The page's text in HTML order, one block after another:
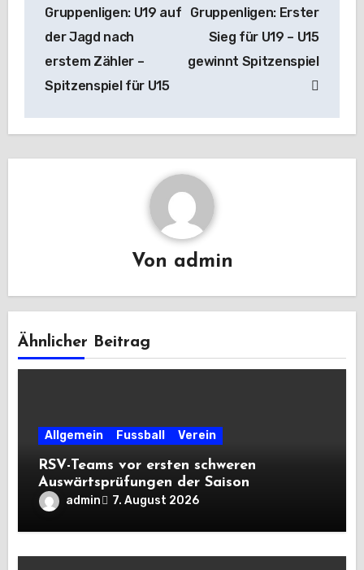
Gruppenligen: U19 auf
der Jagd nach
erstem Zähler –
Spitzenspiel für U15
Gruppenligen: Erster
Sieg für U19 – U15
gewinnt Spitzenspiel
Von admin
Ähnlicher Beitrag
Allgemein Fussball Verein
RSV-Teams vor ersten schweren
Auswärtsprüfungen der Saison
admin 7. August 2026